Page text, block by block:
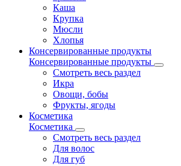
Каша
Крупка
Мюсли
Хлопья
Консервированные продукты
Консервированные продукты
Смотреть весь раздел
Икра
Овощи, бобы
Фрукты, ягоды
Косметика
Косметика
Смотреть весь раздел
Для волос
Для губ